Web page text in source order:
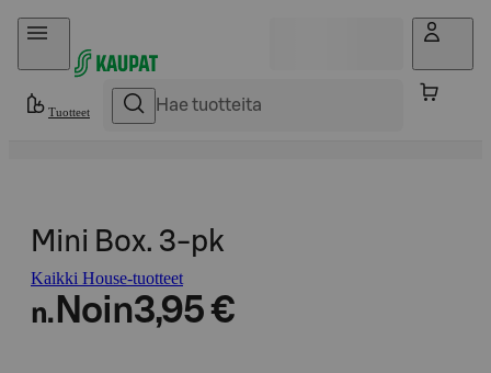
Hyppää sisältöön
Tuotteet
Mini Box. 3-pk
Kaikki House-tuotteet
n. Noin3,95 €